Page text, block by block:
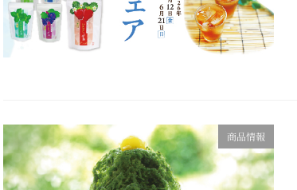
商品情報